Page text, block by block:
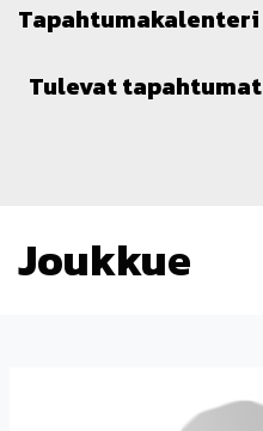
Tapahtumakalenteri
Tulevat tapahtumat
Joukkue